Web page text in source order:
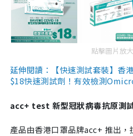
點擊圖片放大
延伸閱讀：【快速測試套裝】香
$18快速測試劑！有效檢測
acc+ test 新型冠狀病毒抗原測
產品由香港口罩品牌acc+ 推出，